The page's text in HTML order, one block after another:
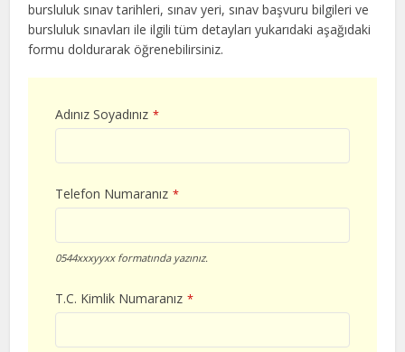
bursluluk sınav tarihleri, sınav yeri, sınav başvuru bilgileri ve
bursluluk sınavları ile ilgili tüm detayları yukarıdaki aşağıdaki
formu doldurarak öğrenebilirsiniz.
Adınız Soyadınız *
Telefon Numaranız *
0544xxxyyxx formatında yazınız.
T.C. Kimlik Numaranız *